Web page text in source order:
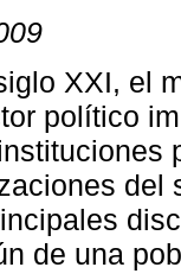
XXI, el
político
del
de una